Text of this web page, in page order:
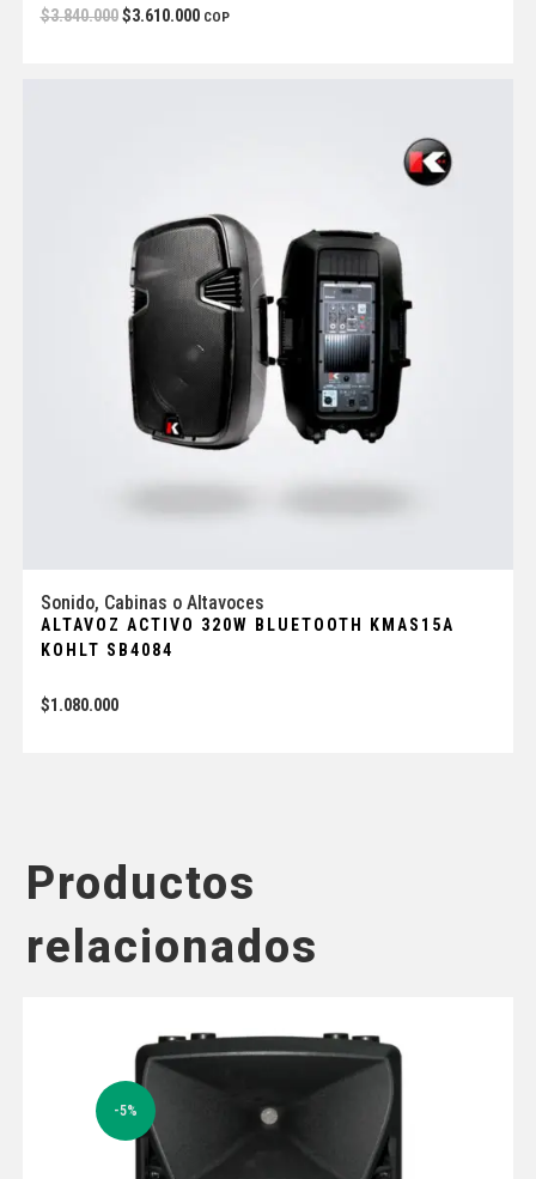
$3.840.000 $3.610.000 COP
Sonido, Cabinas o Altavoces
ALTAVOZ ACTIVO 320W BLUETOOTH KMAS15A
KOHLT SB4084
$1.080.000
Productos
relacionados
-5%